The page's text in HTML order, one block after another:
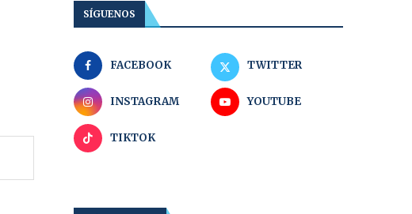
SÍGUENOS
FACEBOOK TWITTER
INSTAGRAM YOUTUBE
TIKTOK